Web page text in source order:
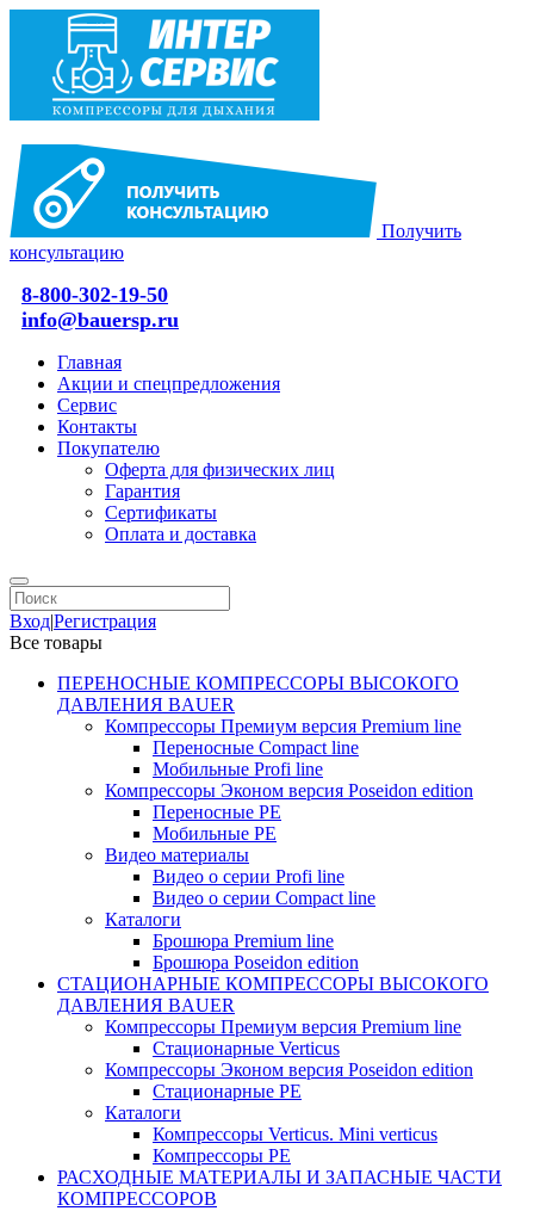
Получить
консультацию
8-800-302-19-50
info@bauersp.ru
Главная
Акции и спецпредложения
Сервис
Контакты
Покупателю
Оферта для физических лиц
Гарантия
Сертификаты
Оплата и доставка
Вход|Регистрация
Все товары
ПЕРЕНОСНЫЕ КОМПРЕССОРЫ ВЫСОКОГО
ДАВЛЕНИЯ BAUER
Компрессоры Премиум версия Premium line
Переносные Compact line
Мобильные Profi line
Компрессоры Эконом версия Poseidon edition
Переносные PE
Мобильные PE
Видео материалы
Видео о серии Profi line
Видео о серии Compact line
Каталоги
Брошюра Premium line
Брошюра Poseidon edition
СТАЦИОНАРНЫЕ КОМПРЕССОРЫ ВЫСОКОГО
ДАВЛЕНИЯ BAUER
Компрессоры Премиум версия Premium line
Стационарные Verticus
Компрессоры Эконом версия Poseidon edition
Стационарные PE
Каталоги
Компрессоры Verticus. Mini verticus
Компрессоры PE
РАСХОДНЫЕ МАТЕРИАЛЫ И ЗАПАСНЫЕ ЧАСТИ
КОМПРЕССОРОВ